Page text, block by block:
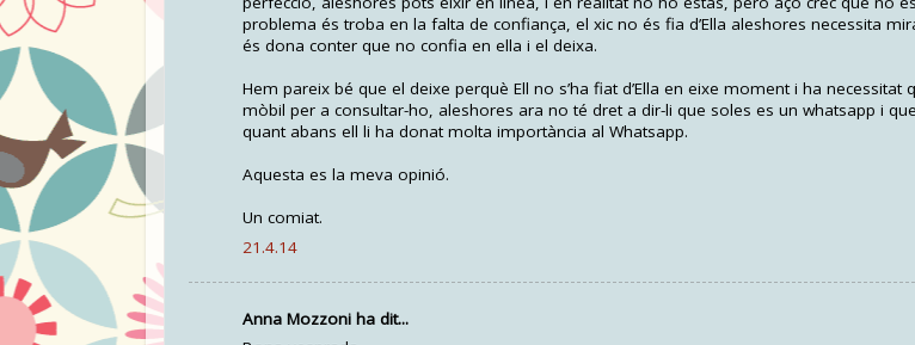
problema és troba en la falta de confiança, el xic no és fia d’Ella aleshores necessita
és dona conter que no confia en ella i el deixa.
Hem pareix bé que el deixe perquè Ell no s’ha fiat d’Ella en eixe moment i ha necessitat
mòbil per a consultar-ho, aleshores ara no té dret a dir-li que soles es un whatsapp i
quant abans ell li ha donat molta importància al Whatsapp.
Aquesta es la meva opinió.
Un comiat.
21.4.14
Anna Mozzoni ha dit...